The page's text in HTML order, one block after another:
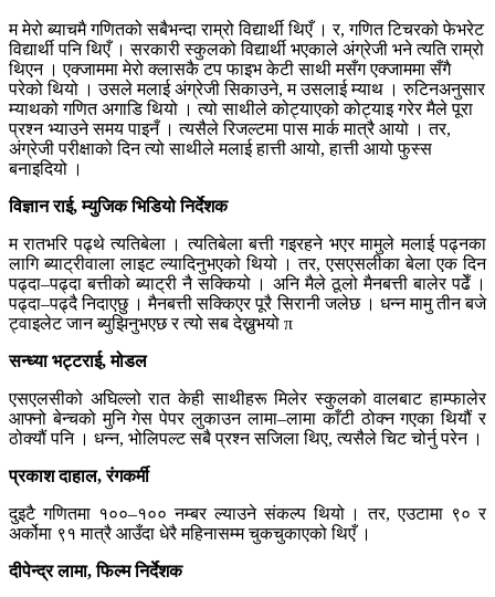
म मेरो ब्याचमै गणितको सबैभन्दा राम्रो विद्यार्थी थिएँ । र, गणित टिचरको फेभरेट
विद्यार्थी पनि थिएँ । सरकारी स्कुलको विद्यार्थी भएकाले अंग्रेजी भने त्यति राम्रो
थिएन । एक्जाममा मेरो क्लासकै टप फाइभ केटी साथी मसँग एक्जाममा सँगै
परेको थियो । उसले मलाई अंग्रेजी सिकाउने, म उसलाई म्याथ । रुटिनअनुसार
म्याथको गणित अगाडि थियो । त्यो साथीले कोट्याएको कोट्याइ गरेर मैले पूरा
प्रश्न भ्याउने समय पाइनँ । त्यसैले रिजल्टमा पास मार्क मात्रै आयो । तर,
अंग्रेजी परीक्षाको दिन त्यो साथीले मलाई हात्ती आयो, हात्ती आयो फुस्स
बनाइदियो ।
विज्ञान राई, म्युजिक भिडियो निर्देशक
म रातभरि पढ्थे त्यतिबेला । त्यतिबेला बत्ती गइरहने भएर मामुले मलाई पढ्नका
लागि ब्याट्रीवाला लाइट ल्यादिनुभएको थियो । तर, एसएसलीका बेला एक दिन
पढ्दा–पढ्दा बत्तीको ब्याट्री नै सक्कियो । अनि मैले ठूलो मैनबत्ती बालेर पढेँ ।
पढ्दा–पढ्दै निदाएछु । मैनबत्ती सक्किएर पूरै सिरानी जलेछ । धन्न मामु तीन बजे
ट्वाइलेट जान ब्युझिनुभएछ र त्यो सब देख्नुभयो π
सन्ध्या भट्टराई, मोडल
एसएलसीको अघिल्लो रात केही साथीहरू मिलेर स्कुलको वालबाट हाम्फालेर
आफ्नो बेन्चको मुनि गेस पेपर लुकाउन लामा–लामा काँटी ठोक्न गएका थियौं र
ठोक्यौं पनि । धन्न, भोलिपल्ट सबै प्रश्न सजिला थिए, त्यसैले चिट चोर्नु परेन ।
प्रकाश दाहाल, रंगकर्मी
दुइटै गणितमा १००–१०० नम्बर ल्याउने संकल्प थियो । तर, एउटामा ९० र
अर्कोमा ९१ मात्रै आउँदा धेरै महिनासम्म चुकचुकाएको थिएँ ।
दीपेन्द्र लामा, फिल्म निर्देशक